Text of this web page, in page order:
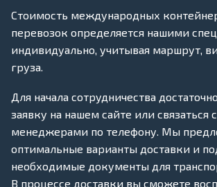
Стоимость международных
перевозок определяется нашими
индивидуально, учитывая маршрут,
груза.
Для начала сотрудничества
заявку на нашем сайте или связаться
менеджерами по телефону. Мы
оптимальные варианты доставки и
необходимые документы для
В процессе доставки вы сможете